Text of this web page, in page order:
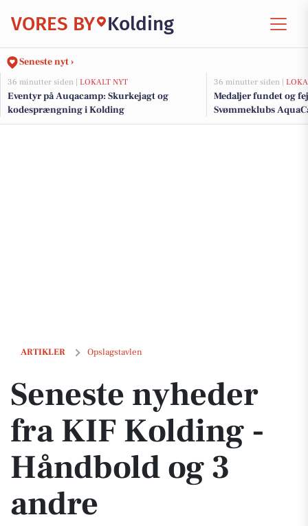
VORES BY Kolding
Seneste nyt ›
36 minutter siden | LOKALT NYT
Eventyr på Auqacamp: Skurkejagt og
kodesprængning i Kolding
36 minutter siden |
Medaljer fundet og
Svømmeklubs
ARTIKLER Opslagstavlen
Seneste nyheder fra KIF Kolding - Håndbold og 3 andre
Seneste nyheder
fra KIF Kolding -
Håndbold og 3
andre